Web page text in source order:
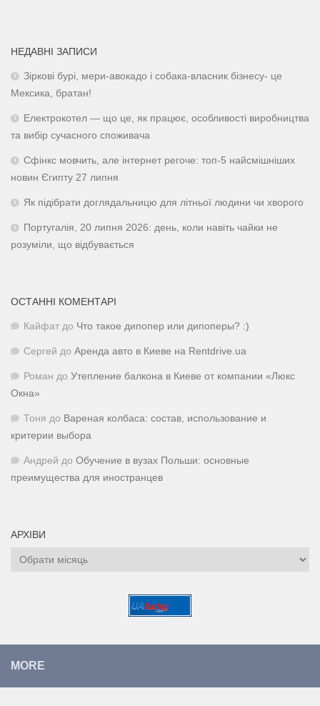
НЕДАВНІ ЗАПИСИ
Зіркові бурі, мери-авокадо і собака-власник бізнесу- це
Мексика, братан!
Електрокотел — що це, як працює, особливості виробництва
та вибір сучасного споживача
Сфінкс мовчить, але інтернет регоче: топ-5 найсмішніших
новин Єгипту 27 липня
Як підібрати доглядальницю для літньої людини чи хворого
Португалія, 20 липня 2026: день, коли навіть чайки не
розуміли, що відбувається
ОСТАННІ КОМЕНТАРІ
Кайфат до Что такое дипопер или дипоперы? :)
Сергей до Аренда авто в Киеве на Rentdrive.ua
Роман до Утепление балкона в Киеве от компании «Люкс
Окна»
Тоня до Вареная колбаса: состав, использование и
критерии выбора
Андрей до Обучение в вузах Польши: основные
преимущества для иностранцев
АРХІВИ
Архіви
MORE